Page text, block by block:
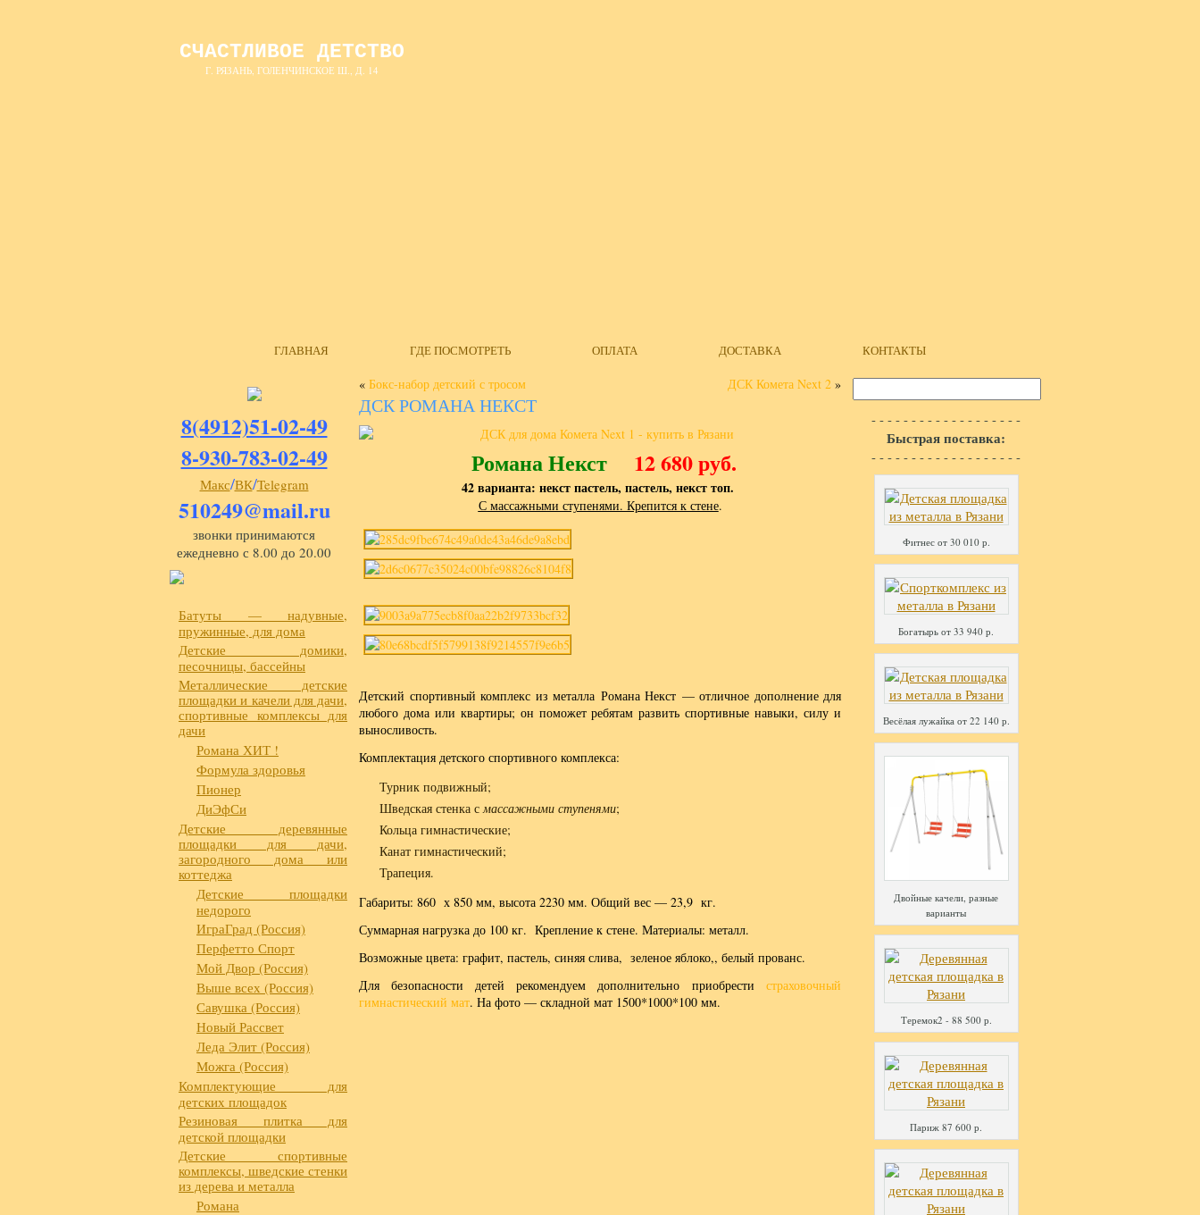
СЧАСТЛИВОЕ ДЕТСТВО
Г. РЯЗАНЬ, ГОЛЕНЧИНСКОЕ Ш., Д. 14
ГЛАВНАЯ ГДЕ ПОСМОТРЕТЬ ОПЛАТА ДОСТАВКА КОНТАКТЫ
8(4912)51-02-49
8-930-783-02-49
Макс/ВК/Telegram
510249@mail.ru
звонки принимаются
ежедневно с 8.00 до 20.00
Батуты — надувные,
пружинные, для дома
Детские домики,
песочницы, бассейны
Металлические детские
площадки и качели для дачи,
спортивные комплексы для
дачи
Романа ХИТ !
Формула здоровья
Пионер
ДиЭфСи
Детские деревянные
площадки для дачи,
загородного дома или
коттеджа
Детские площадки
недорого
ИграГрад (Россия)
Перфетто Спорт
Мой Двор (Россия)
Выше всех (Россия)
Савушка (Россия)
Новый Рассвет
Леда Элит (Россия)
Можга (Россия)
Комплектующие для
детских площадок
Резиновая плитка для
детской площадки
Детские спортивные
комплексы, шведские стенки
из дерева и металла
Романа
« Бокс-набор детский с тросом ДСК Комета Next 2 »
ДСК РОМАНА НЕКСТ
Романа Некст 12 680 руб.
42 варианта: некст пастель, пастель, некст топ.
С массажными ступенями. Крепится к стене.
Детский спортивный комплекс из металла Романа Некст — отличное дополнение для
любого дома или квартиры; он поможет ребятам развить спортивные навыки, силу и
выносливость.
Комплектация детского спортивного комплекса:
Турник подвижный;
Шведская стенка смассажными ступенями;
Кольца гимнастические;
Канат гимнастический;
Трапеция.
Габариты: 860 х 850 мм, высота 2230 мм. Общий вес — 23,9 кг.
Суммарная нагрузка до 100 кг. Крепление к стене. Материалы: металл.
Возможные цвета: графит, пастель, синяя слива, зеленое яблоко,, белый прованс.
Для безопасности детей рекомендуем дополнительно приобрести страховочный
гимнастический мат. На фото — складной мат 1500*1000*100 мм.
- - - - - - - - - - - - - - - - - - -
Быстрая поставка:
- - - - - - - - - - - - - - - - - - -
Фитнес от 30 010 р.
Богатырь от 33 940 р.
Весёлая лужайка от 22 140 р.
Двойные качели, разные
варианты
Теремок2 - 88 500 р.
Париж 87 600 р.